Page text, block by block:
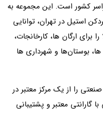
کشور است. این مجموعه به
استیل در تهران، توانایی
برای ارگان‌ ها، کارخانجات،
بوستان‌ها و شهرداری‌ ها
را از یک مرکز معتبر در
گارانتی معتبر و پشتیبانی